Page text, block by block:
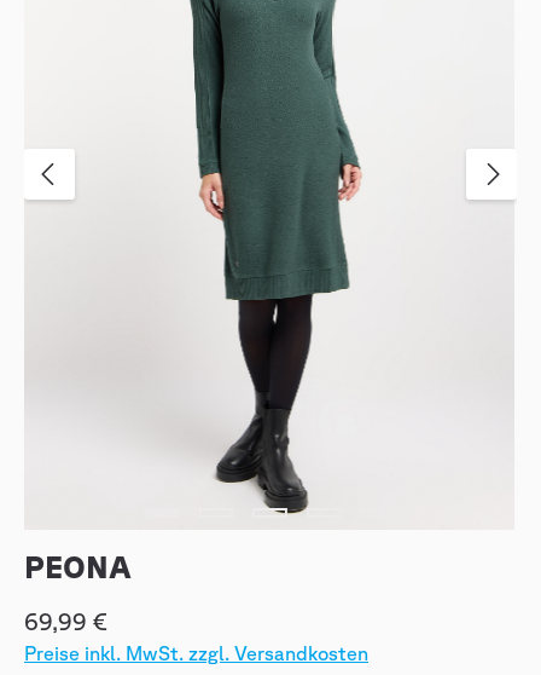
PEONA
69,99 €
Preise inkl. MwSt. zzgl. Versandkosten